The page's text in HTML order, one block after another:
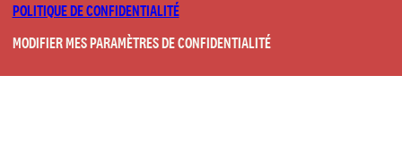
POLITIQUE DE CONFIDENTIALITÉ
MODIFIER MES PARAMÈTRES DE CONFIDENTIALITÉ